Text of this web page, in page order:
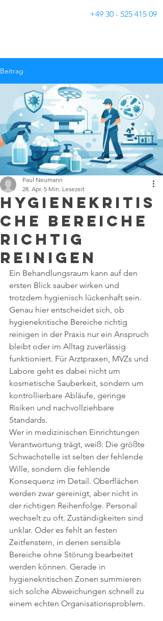
+49 30 - 525 415 09
Beitrag
Hygienekritis
che Bereiche
richtig
reinigen
Paul Neumann
28. Apr. 5 Min. Lesezeit
Ein Behandlungsraum kann auf den
ersten Blick sauber wirken und
trotzdem hygienisch lückenhaft sein.
Genau hier entscheidet sich, ob
hygienekritische Bereiche richtig
reinigen in der Praxis nur ein Anspruch
bleibt oder im Alltag zuverlässig
funktioniert. Für Arztpraxen, MVZs und
Labore geht es dabei nicht um
kosmetische Sauberkeit, sondern um
kontrollierbare Abläufe, geringe
Risiken und nachvollziehbare
Standards.
Wer in medizinischen Einrichtungen
Verantwortung trägt, weiß: Die größte
Schwachstelle ist selten der fehlende
Wille, sondern die fehlende
Konsequenz im Detail. Oberflächen
werden zwar gereinigt, aber nicht in
der richtigen Reihenfolge. Personal
wechselt zu oft. Zuständigkeiten sind
unklar. Oder es fehlt an festen
Zeitfenstern, in denen sensible
Bereiche ohne Störung bearbeitet
werden können. Gerade in
hygienekritischen Zonen summieren
sich solche Abweichungen schnell zu
einem echten Organisationsproblem.